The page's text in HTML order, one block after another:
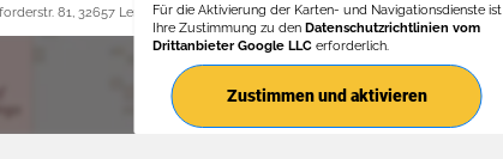
81, 32657 LemgoFür die Aktivierung der Karten- und Navigationsdienste ist
Ihre Zustimmung zu den Datenschutzrichtlinien vom
Drittanbieter Google LLCerforderlich.
Zustimmen und aktivieren